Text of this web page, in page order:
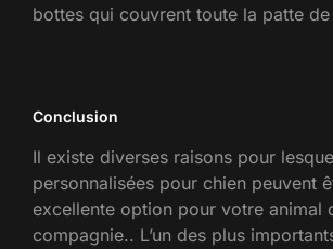
bottes qui couvrent toute la patte
Conclusion
Il existe diverses raisons pour
personnalisées pour chien peuvent
excellente option pour votre animal
compagnie.. L’un des plus